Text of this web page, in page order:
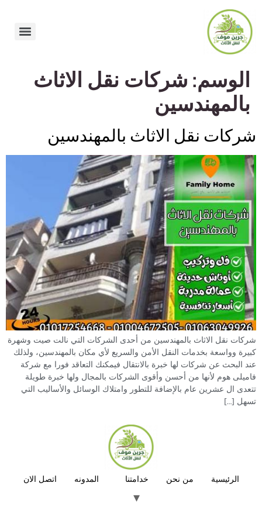
الوسم: شركات نقل الاثاث
بالمهندسين
شركات نقل الاثاث بالمهندسين
شركات نقل الاثاث بالمهندسين من أحدى الشركات التي نالت صيت وشهرة
كبيرة وواسعة بخدمات النقل الأمن والسريع لأي مكان بالمهندسين، ولذلك
عند البحث عن شركات لها خبرة بالانتقال فيمكنك التعاقد فورا مع شركة
فاميلى هوم لأنها من أحسن وأقوى الشركات بالمجال ولها خبرة طويلة
تتعدى ال عشرين عام بالإضافة للتطور وامتلاك الوسائل والأساليب التي
تسهل […]
الرئيسية من نحن خدامتنا المدونه اتصل الان